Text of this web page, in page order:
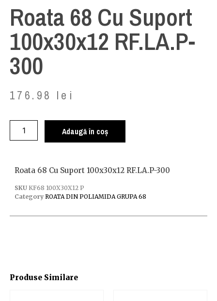
Roata 68 Cu Suport
100x30x12 RF.LA.P-
300
176.98 lei
Adaugă în coș
Produse Similare
Roata 68 Cu Suport 100x30x12 RF.LA.P-300
SKU KF68 100X30X12 P
Category ROATA DIN POLIAMIDA GRUPA 68